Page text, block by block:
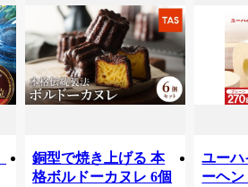
銅型で焼き上げる 本
格ボルドーカヌレ 6個
ユーハ
ーヘ